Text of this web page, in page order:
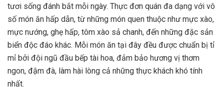
tươi sống đánh bắt mỗi ngày. Thực đơn quán đa dạng với vô
số món ăn hấp dẫn, từ những món quen thuộc như mực xào,
mực nướng, ghẹ hấp, tôm xào sả chanh, đến những đặc sản
biển độc đáo khác. Mỗi món ăn tại đây đều được chuẩn bị tỉ
mỉ bởi đội ngũ đầu bếp tài hoa, đảm bảo hương vị thơm
ngon, đậm đà, làm hài lòng cả những thực khách khó tính
nhất.